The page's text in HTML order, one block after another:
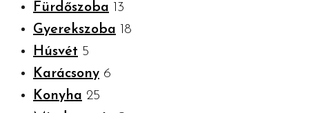
Fürdőszoba 13
Gyerekszoba 18
Húsvét 5
Karácsony 6
Konyha 25